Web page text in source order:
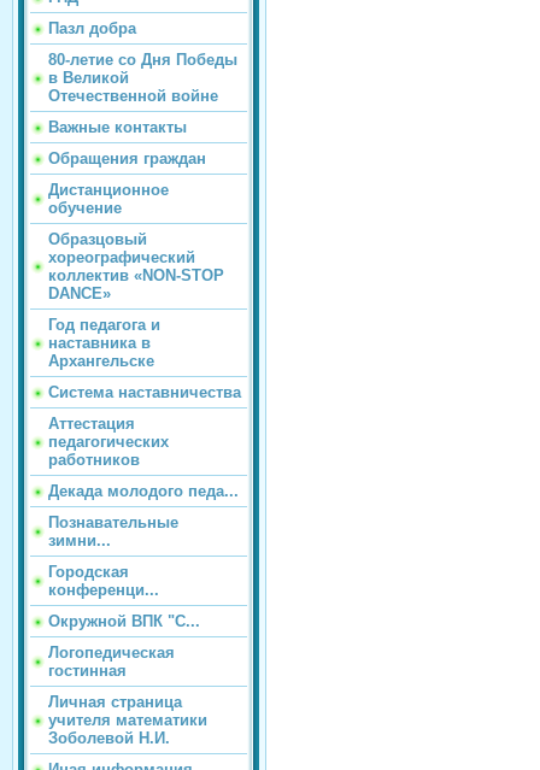
Пазл добра
80-летие со Дня Победы
в Великой
Отечественной войне
Важные контакты
Обращения граждан
Дистанционное
обучение
Образцовый
хореографический
коллектив «NON-STOP
DANCE»
Год педагога и
наставника в
Архангельске
Система наставничества
Аттестация
педагогических
работников
Декада молодого педа...
Познавательные
зимни...
Городская
конференци...
Окружной ВПК "С...
Логопедическая
гостинная
Личная страница
учителя математики
Зоболевой Н.И.